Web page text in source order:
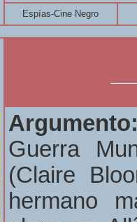
Espías-Cine Negro
Guerra
(Claire
hermano